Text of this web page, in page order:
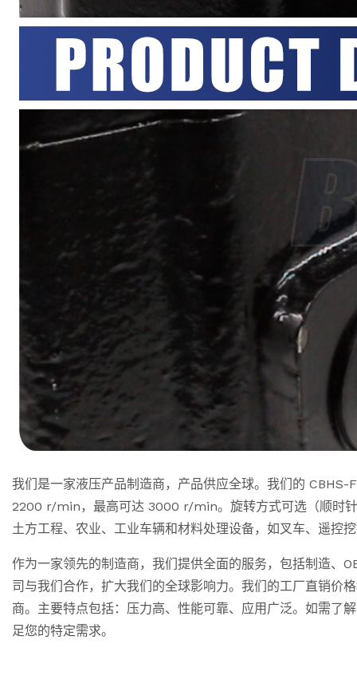
我们是一家液压产品制造商，产品供应全球。我们的
2200 r/min，最高可达 3000 r/min。旋转方式可选（顺时针
土方工程、农业、工业车辆和材料处理设备，如叉车、遥控
作为一家领先的制造商，我们提供全面的服务，包括制造、
司与我们合作，扩大我们的全球影响力。我们的工厂直销价
商。主要特点包括：压力高、性能可靠、应用广泛。如需了
足您的特定需求。